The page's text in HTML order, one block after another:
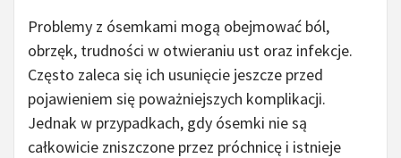
Problemy z ósemkami mogą obejmować ból,
obrzęk, trudności w otwieraniu ust oraz infekcje.
Często zaleca się ich usunięcie jeszcze przed
pojawieniem się poważniejszych komplikacji.
Jednak w przypadkach, gdy ósemki nie są
całkowicie zniszczone przez próchnicę i istnieje